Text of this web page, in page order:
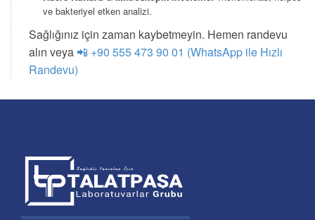
ve bakteriyel etken analizi.
Sağlığınız için zaman kaybetmeyin. Hemen randevu
alın veya 📲 +90 555 473 90 01 (WhatsApp ile Hızlı
Randevu)